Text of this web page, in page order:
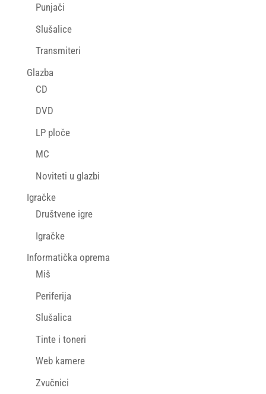
Punjači
Slušalice
Transmiteri
Glazba
CD
DVD
LP ploče
MC
Noviteti u glazbi
Igračke
Društvene igre
Igračke
Informatička oprema
Miš
Periferija
Slušalica
Tinte i toneri
Web kamere
Zvučnici